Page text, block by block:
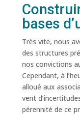
bases
Très vite, nous
des structures
nos convictions
Cependant, à
alloué aux
vent
pérennité de ce